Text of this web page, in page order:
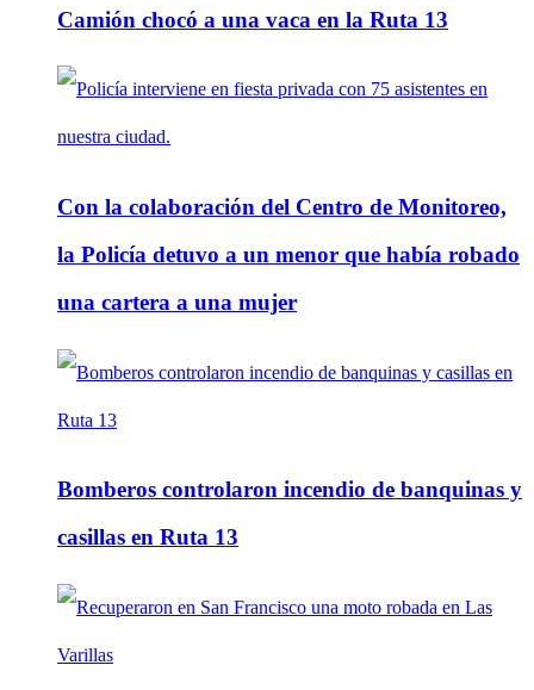
Camión chocó a una vaca en la Ruta 13
Con la colaboración del Centro de Monitoreo,
la Policía detuvo a un menor que había robado
una cartera a una mujer
Bomberos controlaron incendio de banquinas y
casillas en Ruta 13